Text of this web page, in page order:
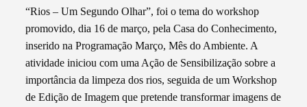
“Rios – Um Segundo Olhar”, foi o tema do workshop
promovido, dia 16 de março, pela Casa do Conhecimento,
inserido na Programação Março, Mês do Ambiente. A
atividade iniciou com uma Ação de Sensibilização sobre a
importância da limpeza dos rios, seguida de um Workshop
de Edição de Imagem que pretende transformar imagens de